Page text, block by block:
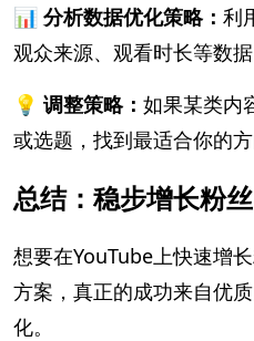
📊 分析数据优化策略： 利
观众来源、观看时长等数据
💡 调整策略： 如果某类内
或选题，找到最适合你的方
总结：稳步增长粉
想要在YouTube上快速增
方案，真正的成功来自优
化。